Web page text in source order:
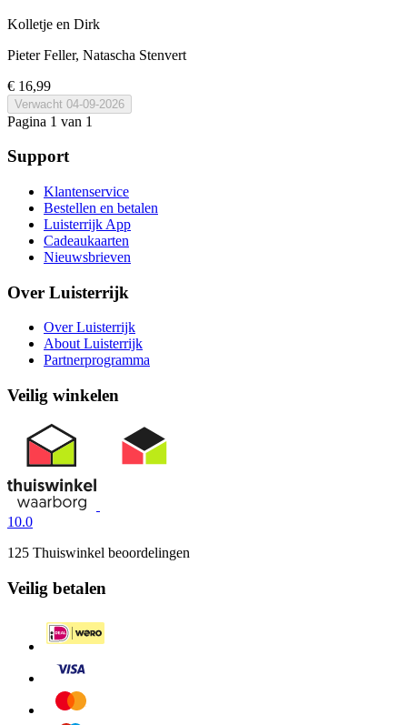
Kolletje en Dirk
Pieter Feller, Natascha Stenvert
€ 16,99
Verwacht 04-09-2026
Pagina 1 van 1
Support
Klantenservice
Bestellen en betalen
Luisterrijk App
Cadeaukaarten
Nieuwsbrieven
Over Luisterrijk
Over Luisterrijk
About Luisterrijk
Partnerprogramma
Veilig winkelen
10.0
125 Thuiswinkel beoordelingen
Veilig betalen